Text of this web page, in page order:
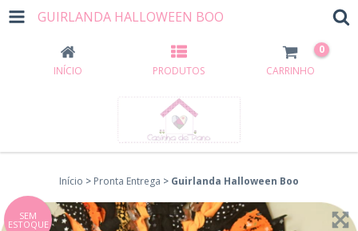
GUIRLANDA HALLOWEEN BOO
INÍCIO PRODUTOS CARRINHO
0
Início > Pronta Entrega > Guirlanda Halloween Boo
SEM
ESTOQUE